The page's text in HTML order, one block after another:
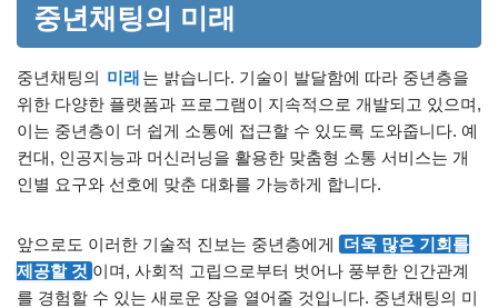
중년채팅의 미래
중년채팅의 미래 는 밝습니다. 기술이 발달함에 따라 중년층을
위한 다양한 플랫폼과 프로그램이 지속적으로 개발되고 있으며,
이는 중년층이 더 쉽게 소통에 접근할 수 있도록 도와줍니다. 예
컨대, 인공지능과 머신러닝을 활용한 맞춤형 소통 서비스는 개
인별 요구와 선호에 맞춘 대화를 가능하게 합니다.
앞으로도 이러한 기술적 진보는 중년층에게
더욱 많은 기회를
제공할 것 이며, 사회적 고립으로부터 벗어나 풍부한 인간관계
를 경험할 수 있는 새로운 장을 열어줄 것입니다. 중년채팅의 미